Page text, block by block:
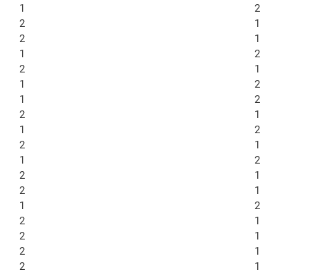
1
2
2
1
2
1
1
2
2
1
1
2
1
2
2
1
1
2
2
1
1
2
2
1
2
1
1
2
2
1
2
1
2
1
2
1